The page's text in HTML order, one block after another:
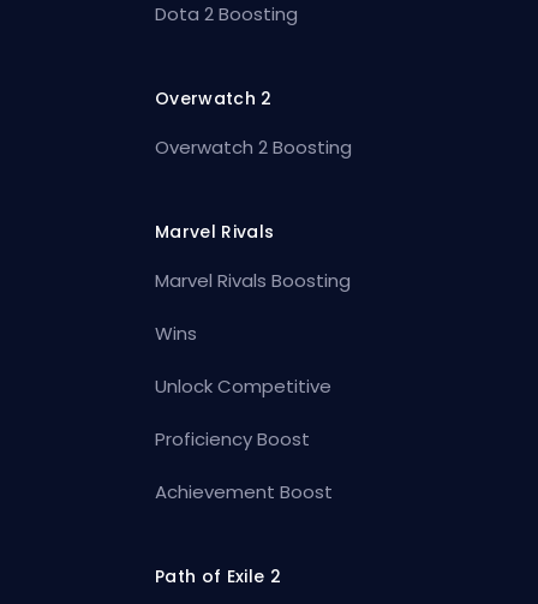
Dota 2 Boosting
Overwatch 2
Overwatch 2 Boosting
Marvel Rivals
Marvel Rivals Boosting
Wins
Unlock Competitive
Proficiency Boost
Achievement Boost
Path of Exile 2